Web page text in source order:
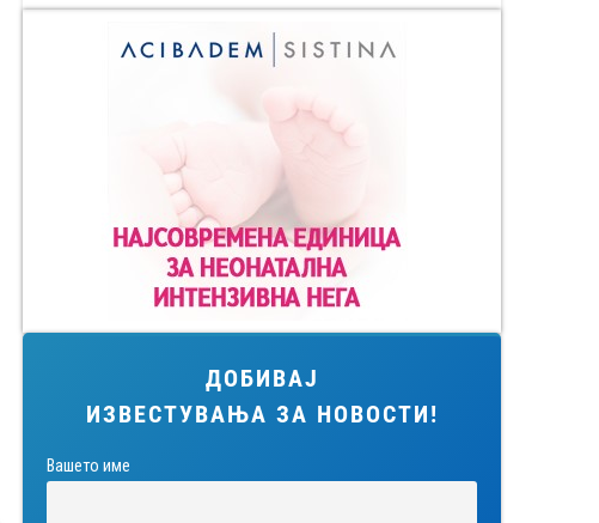
ДОБИВАЈ
ИЗВЕСТУВАЊА ЗА НОВОСТИ!
Вашето име